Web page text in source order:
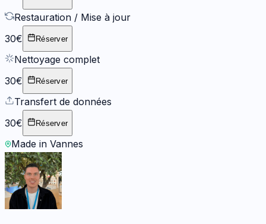
Restauration / Mise à jour
30€
Réserver
Nettoyage complet
30€
Réserver
Transfert de données
30€
Réserver
Made in Vannes